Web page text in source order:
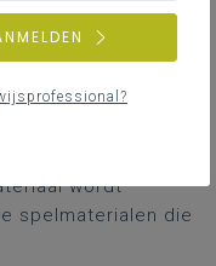
uit de
Als alle
die het nodig
wordt
spelmaterialen die